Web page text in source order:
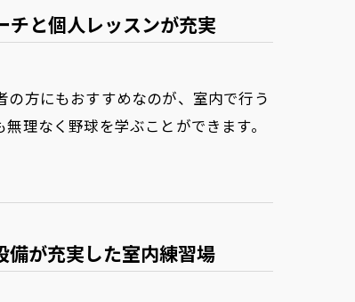
チと個人レッスンが充実
方にもおすすめなのが、室内で行う
理なく野球を学ぶことができます。
備が充実した室内練習場